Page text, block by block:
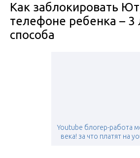
Как заблокировать
телефоне ребенка – 3
способа
Youtube блогер-работа
века! за что платят на